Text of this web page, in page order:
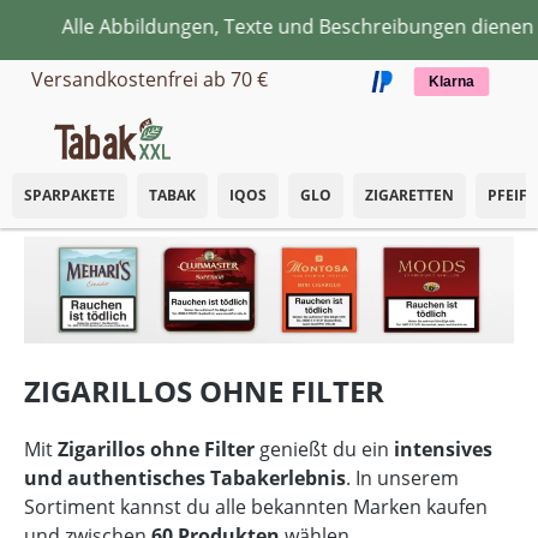
Zum Hauptinhalt springen
Abbildungen, Texte und Beschreibungen dienen
Versandkostenfrei ab 70 €
Klarna
SPARPAKETE TABAK IQOS GLO ZIGARETTEN
ZIGARILLOS OHNE FILTER
MitZigarillos ohne Filtergenießt du ein intensives
und authentisches Tabakerlebnis. In unserem
Sortiment kannst du alle bekannten Marken kaufen